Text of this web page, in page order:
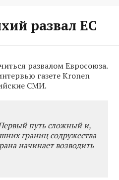
развал ЕС
развалом Евросоюза.
газете Kronen
СМИ.
путь сложный и,
границ содружества
начинает возводить